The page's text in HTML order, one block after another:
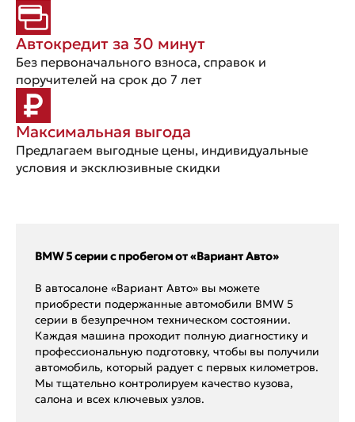
Автокредит за 30 минут
Без первоначального взноса, справок и
поручителей на срок до 7 лет
Максимальная выгода
Предлагаем выгодные цены, индивидуальные
условия и эксклюзивные скидки
BMW 5 серии с пробегом от «Вариант Авто»
В автосалоне «Вариант Авто» вы можете
приобрести подержанные автомобили BMW 5
серии в безупречном техническом состоянии.
Каждая машина проходит полную диагностику и
профессиональную подготовку, чтобы вы получили
автомобиль, который радует с первых километров.
Мы тщательно контролируем качество кузова,
салона и всех ключевых узлов.